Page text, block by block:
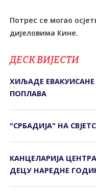
Потрес се могао
дијеловима Кине.
ДЕСК ВИЈЕСТИ
ХИЉАДЕ
ПОПЛАВА
"СРБАДИЈА" НА
КАНЦЕЛАРИЈА
ДЕЦУ НАРЕДНЕ